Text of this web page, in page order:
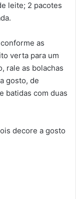
leite; 2 pacotes
as
verta para um
rale as bolachas
gosto, de
batidas com duas
decore a gosto